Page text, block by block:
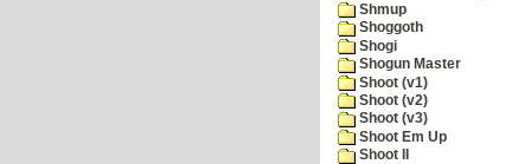
Shmup
Shoggoth
Shogi
Shogun Master
Shoot (v1)
Shoot (v2)
Shoot (v3)
Shoot Em Up
Shoot II